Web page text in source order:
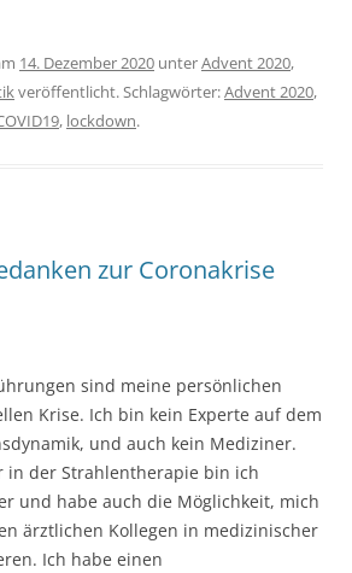
14. Dezember 2020 unterAdvent 2020,
veröffentlicht. Schlagwörter:Advent 2020,
, lockdown.
zur Coronakrise
sind meine persönlichen
Krise. Ich bin kein Experte auf dem
und auch kein Mediziner.
in der Strahlentherapie bin ich
und habe auch die Möglichkeit, mich
ärztlichen Kollegen in medizinischer
Ich habe einen